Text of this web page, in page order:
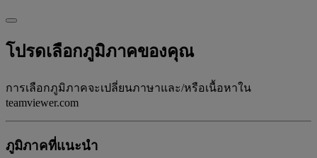
โปรดเลือกภูมิภาคของคุณ
การเลือกภูมิภาคจะเปลี่ยนภาษาและ/หรือเนื้อหาใน
teamviewer.com
ภูมิภาคที่แนะนํา